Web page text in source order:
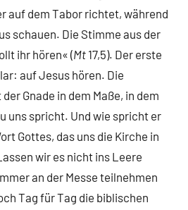
auf dem Tabor richtet, während
schauen. Die Stimme aus der
ihr hören« (Mt 17,5). Der erste
auf Jesus hören. Die
Gnade in dem Maße, in dem
uns spricht. Und wie spricht er
Gottes, das uns die Kirche in
wir es nicht ins Leere
an der Messe teilnehmen
Tag für Tag die biblischen